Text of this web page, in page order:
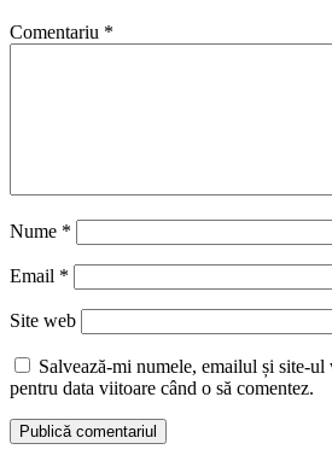
Comentariu *
Nume *
Email *
Site web
Salvează-mi numele, emailul și site-
pentru data viitoare când o să comentez.